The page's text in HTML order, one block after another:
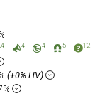
4 4 4 5 12
(+0% HV)